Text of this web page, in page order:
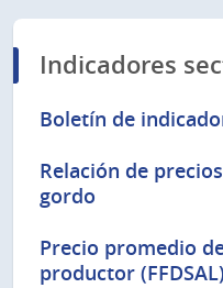
Indicadores
Boletín de
Relación de
gordo
Precio promedio
productor (FFDSAL)